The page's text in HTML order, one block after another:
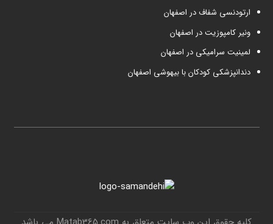
ارتودنسی شفاف در اصفهان
ونیر کامپوزیت در اصفهان
لمینیت سرامیکی در اصفهان
دندانپزشکی کودکان با بیهوشی اصفهان